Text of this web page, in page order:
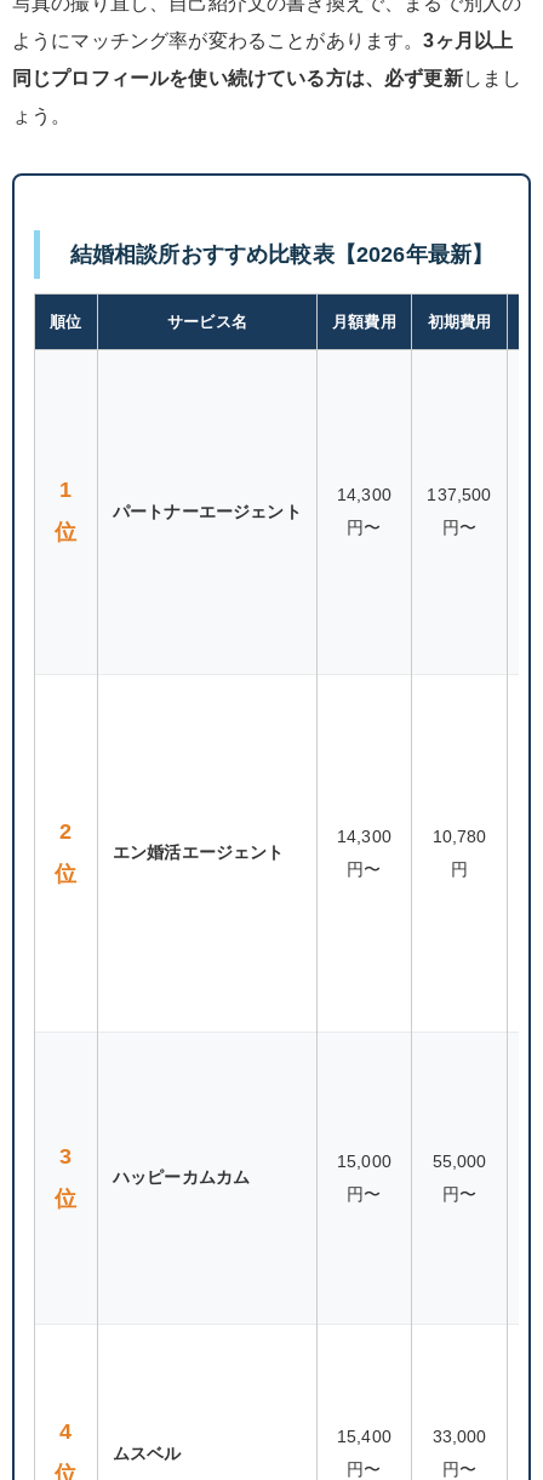
ようにマッチング率が変わることがあります。3ヶ月以上
同じプロフィールを使い続けている方は、必ず更新しまし
ょう。
結婚相談所おすすめ比較表【2026年最新】
順位 サービス名 月額費用 初期費用
1
位
パートナーエージェント
14,300
円〜
137,500
円〜
2
位
エン婚活エージェント
14,300
円〜
10,780
円
3
位
ハッピーカムカム
15,000
円〜
55,000
円〜
4
位
ムスベル
15,400
円〜
33,000
円〜